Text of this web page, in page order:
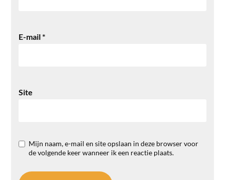
E-mail*
Site
Mijn naam, e-mail en site opslaan in deze browser voor
de volgende keer wanneer ik een reactie plaats.